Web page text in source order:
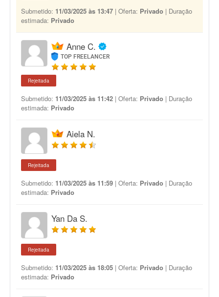
Submetido: 11/03/2025 às 13:47 | Oferta: Privado | Duração
estimada: Privado
Anne C.
TOP FREELANCER
Rejeitada
Submetido: 11/03/2025 às 11:42 | Oferta: Privado | Duração
estimada: Privado
Aiela N.
Rejeitada
Submetido: 11/03/2025 às 11:59 | Oferta: Privado | Duração
estimada: Privado
Yan Da S.
Rejeitada
Submetido: 11/03/2025 às 18:05 | Oferta: Privado | Duração
estimada: Privado